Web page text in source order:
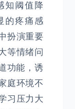
知阈值降
的疼痛感
扮演重要
等情绪问
功能，诱
庭环境不
习压力大